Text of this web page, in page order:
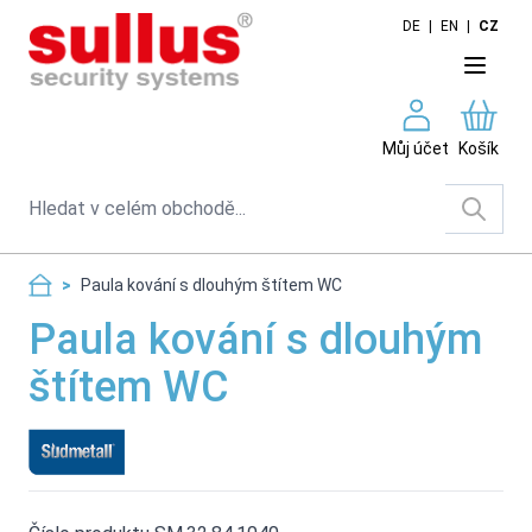
Skip to Content
DE EN CZ
Můj účet Košík
Search
> Paula kování s dlouhým štítem WC
Paula kování s dlouhým
štítem WC